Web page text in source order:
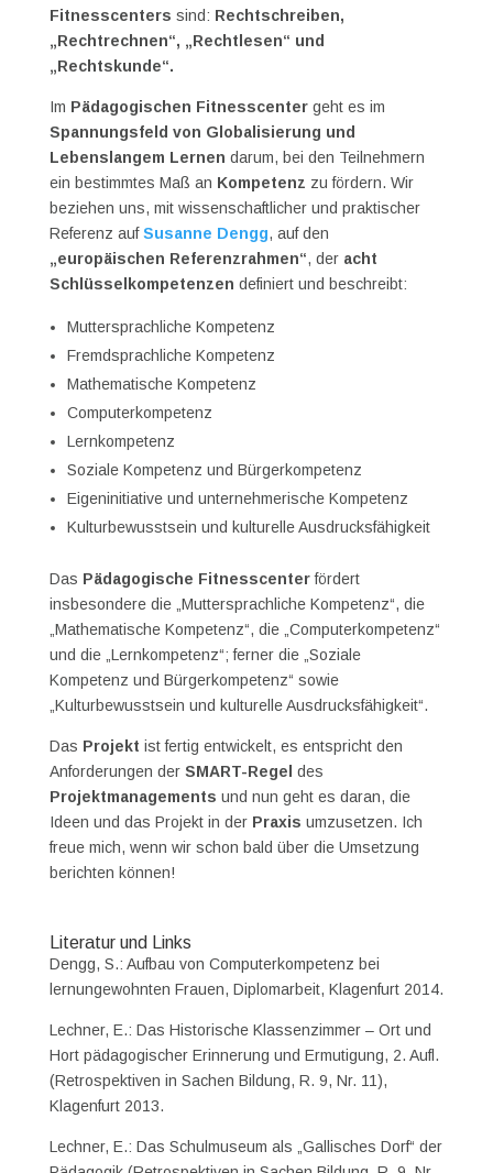
Fitnesscenters sind: Rechtschreiben,
„Rechtrechnen“, „Rechtlesen“ und
„Rechtskunde“.
Im Pädagogischen Fitnesscentergeht es im
Spannungsfeld von Globalisierung und
Lebenslangem Lernen darum, bei den Teilnehmern
ein bestimmtes Maß an Kompetenz zu fördern. Wir
beziehen uns, mit wissenschaftlicher und praktischer
Referenz aufSusanne Dengg, auf den
„europäischen Referenzrahmen“, der acht
Schlüsselkompetenzen definiert und beschreibt:
Muttersprachliche Kompetenz
Fremdsprachliche Kompetenz
Mathematische Kompetenz
Computerkompetenz
Lernkompetenz
Soziale Kompetenz und Bürgerkompetenz
Eigeninitiative und unternehmerische Kompetenz
Kulturbewusstsein und kulturelle Ausdrucksfähigkeit
Das Pädagogische Fitnesscenterfördert
insbesondere die „Muttersprachliche Kompetenz“, die
„Mathematische Kompetenz“, die „Computerkompetenz“
und die „Lernkompetenz“; ferner die „Soziale
Kompetenz und Bürgerkompetenz“ sowie
„Kulturbewusstsein und kulturelle Ausdrucksfähigkeit“.
Das Projekt ist fertig entwickelt, es entspricht den
Anforderungen der SMART-Regel des
Projektmanagements und nun geht es daran, die
Ideen und das Projekt in der Praxis umzusetzen. Ich
freue mich, wenn wir schon bald über die Umsetzung
berichten können!
Literatur und Links
Dengg, S.: Aufbau von Computerkompetenz bei
lernungewohnten Frauen, Diplomarbeit, Klagenfurt 2014.
Lechner, E.: Das Historische Klassenzimmer – Ort und
Hort pädagogischer Erinnerung und Ermutigung, 2. Aufl.
(Retrospektiven in Sachen Bildung, R. 9, Nr. 11),
Klagenfurt 2013.
Lechner, E.: Das Schulmuseum als „Gallisches Dorf“ der